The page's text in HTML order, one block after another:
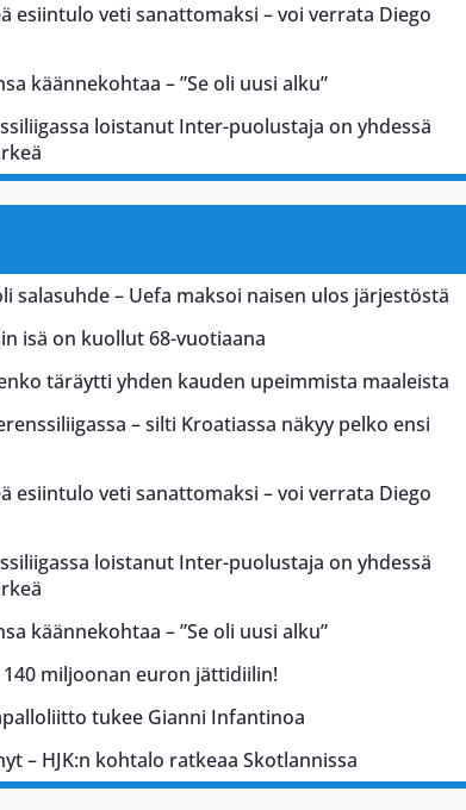
esiintulo veti sanattomaksi – voi verrata Diego
käännekohtaa – ”Se oli uusi alku”
loistanut Inter-puolustaja on yhdessä
salasuhde – Uefa maksoi naisen ulos järjestöstä
isä on kuollut 68-vuotiaana
täräytti yhden kauden upeimmista maaleista
– silti Kroatiassa näkyy pelko ensi
esiintulo veti sanattomaksi – voi verrata Diego
loistanut Inter-puolustaja on yhdessä
käännekohtaa – ”Se oli uusi alku”
miljoonan euron jättidiilin!
tukee Gianni Infantinoa
– HJK:n kohtalo ratkeaa Skotlannissa